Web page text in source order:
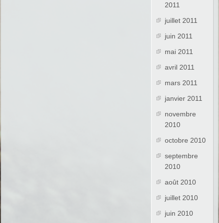
2011
juillet 2011
juin 2011
mai 2011
avril 2011
mars 2011
janvier 2011
novembre
2010
octobre 2010
septembre
2010
août 2010
juillet 2010
juin 2010